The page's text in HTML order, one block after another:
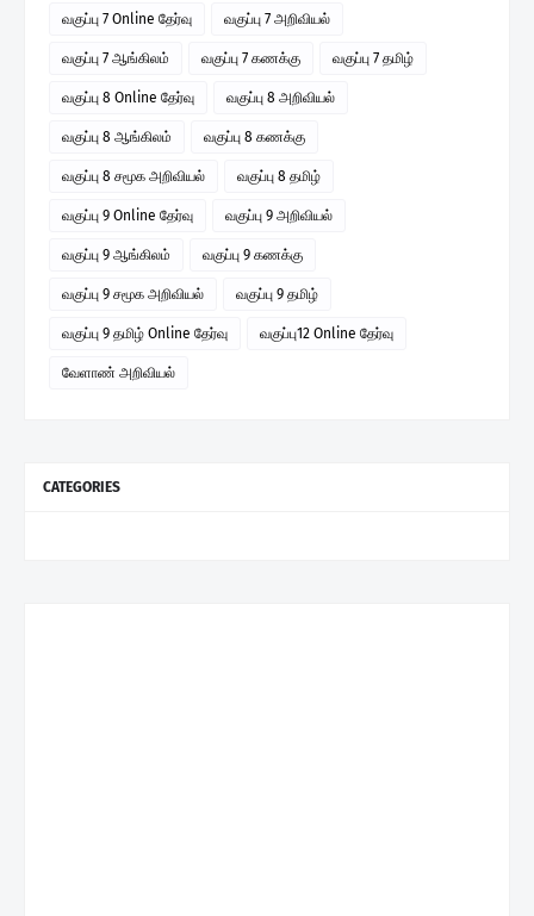
வகுப்பு 7 Online தேர்வு வகுப்பு 7 அறிவியல்
வகுப்பு 7 ஆங்கிலம் வகுப்பு 7 கணக்கு வகுப்பு 7 தமிழ்
வகுப்பு 8 Online தேர்வு வகுப்பு 8 அறிவியல்
வகுப்பு 8 ஆங்கிலம் வகுப்பு 8 கணக்கு
வகுப்பு 8 சமூக அறிவியல் வகுப்பு 8 தமிழ்
வகுப்பு 9 Online தேர்வு வகுப்பு 9 அறிவியல்
வகுப்பு 9 ஆங்கிலம் வகுப்பு 9 கணக்கு
வகுப்பு 9 சமூக அறிவியல் வகுப்பு 9 தமிழ்
வகுப்பு 9 தமிழ் Online தேர்வு வகுப்பு12 Online தேர்வு
வேளாண் அறிவியல்
CATEGORIES